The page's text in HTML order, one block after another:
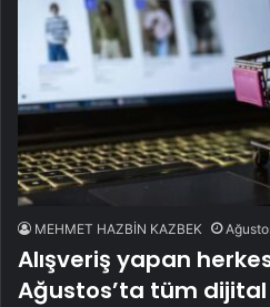
MEHMET HAZBİN KAZBEK
Alışveriş yapan
Ağustos’ta tüm